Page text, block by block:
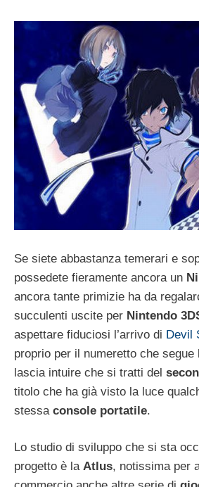
Se siete abbastanza temerari e
possedete fieramente ancora un
ancora tante primizie ha da
succulenti uscite per Nintendo
aspettare fiduciosi l’arrivo di Devil
proprio per il numeretto che segue
lascia intuire che si tratti del
titolo che ha già visto la luce
stessa console portatile.
Lo studio di sviluppo che si sta
progetto è la Atlus, notissima per